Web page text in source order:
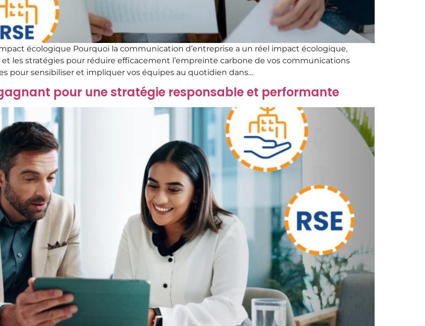
écologique Pourquoi la communication d’entreprise a un réel impact écologique,
les stratégies pour réduire efficacement l’empreinte carbone de vos communications
pour sensibiliser et impliquer vos équipes au quotidien dans…
gagnant pour une stratégie responsable et performante